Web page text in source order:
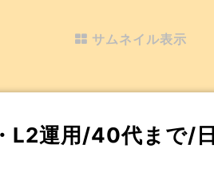
サムネイル表示
L2運用/40代まで/